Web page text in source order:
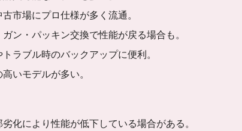
古市場にプロ仕様が多く流通。
ン・パッキン交換で性能が戻る場合も。
ラブル時のバックアップに便利。
いモデルが多い。
化により性能が低下している場合がある。